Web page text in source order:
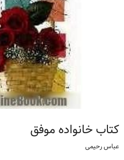
کتاب خانواده موفق
عباس رحیمی